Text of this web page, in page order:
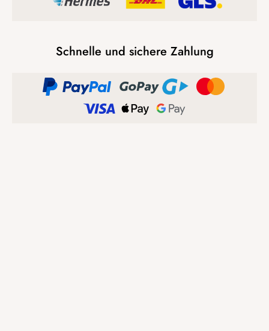
Schnelle und sichere Zahlung